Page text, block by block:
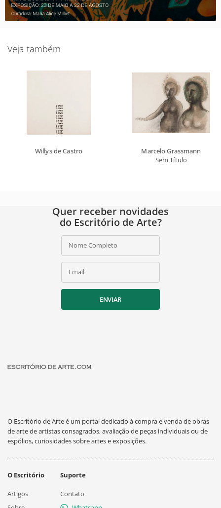
Veja também
Willys de Castro
Marcelo Grassmann
Sem Título
Quer receber novidades
do Escritório de Arte?
Nome Completo
Email
ENVIAR
O Escritório de Arte é um portal dedicado à compra e venda de obras
de arte de artistas consagrados, avaliação de peças individuais ou de
espólios, curiosidades sobre artes e exposições.
O Escritório
Artigos
Suporte
Contato